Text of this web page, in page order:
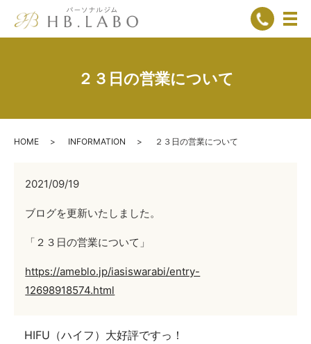
２３日の営業について
HOME INFORMATION ２３日の営業について
2021/09/19
ブログを更新いたしました。
「２３日の営業について」
https://ameblo.jp/iasiswarabi/entry-
12698918574.html
HIFU（ハイフ）大好評ですっ！